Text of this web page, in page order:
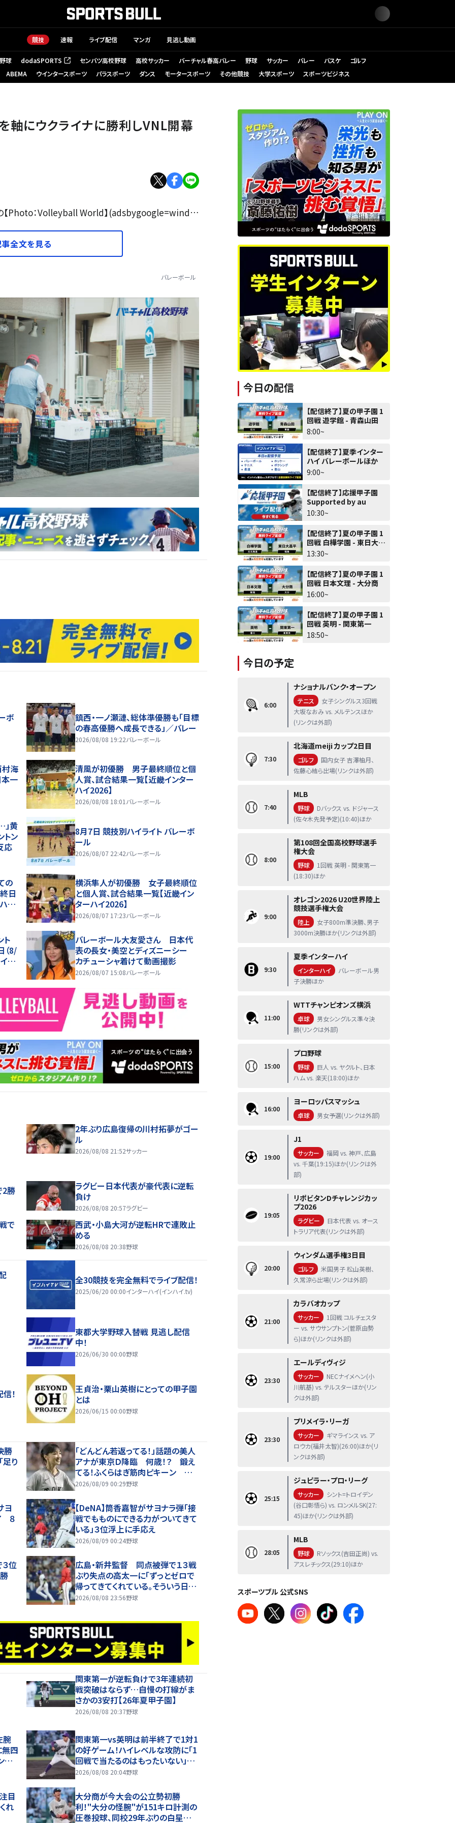
競技 速報 ライブ配信 マンガ 見逃し動画
球 dodaSPORTS
（新しいタブで開く） センバツ高校野球 高校サッカー バーチャル春高バレー 野球 サッカー バレー バスケ
ゴルフ
ABEMA
ウインタースポーツ パラスポーツ ダンス モータースポーツ その他競技 大学スポーツ スポーツビジネス
にウクライナに勝利しVNL開幕
【Photo：Volleyball World】(adsbygoogle=wind…
全文を見る
バレーボール
ボ
鎮西・一ノ瀬漣、総体準優勝も「目標
の春高優勝へ成長できる」／バレー
2026/08/08 19:22バレーボール
海
本一
清風が初優勝 男子最終順位と個
人賞、試合結果一覧【近畿インター
ハイ2026】
2026/08/08 18:01 バレーボール
」黄
トン
応
8月7日 競技別ハイライト バレーボ
ール
2026/08/07 22:42バレーボール
の
日
イ
横浜隼人が初優勝 女子最終順位
と個人賞、試合結果一覧【近畿イン
ターハイ2026】
2026/08/07 17:23バレーボール
ト
（8/
20
バレーボール大友愛さん 日本代
表の長女・美空とディズニーシー
カチューシャ着けて動画撮影
2026/08/07 15:08バレーボール
2年ぶり広島復帰の川村拓夢がゴー
ル
2026/08/08 21:52サッカー
2勝
ラグビー日本代表が豪代表に逆転
負け
2026/08/08 20:57ラグビー
で
西武・小島大河が逆転HRで連敗止
める
2026/08/08 20:38野球
全30競技を完全無料でライブ配信！
2025/06/20 00:00インターハイ(インハイ.tv)
東都大学野球入替戦 見逃し配信
中！
2026/06/30 00:00野球
！
王貞治・栗山英樹にとっての甲子園
とは
2026/06/15 00:00野球
勝
り
「どんどん若返ってる！」話題の美人
アナが東京Ｄ降臨 何歳！？ 鍛え
てる！ふくらはぎ筋肉ピキーン 奇
跡の投球姿に「かっこいい」「アイド
2026/08/09 00:29野球
ヨ
８
【DeNA】筒香嘉智がサヨナラ弾「接
戦でもものにできる力がついてきて
いる」３位浮上に手応え
2026/08/09 00:24野球
位
広島・新井監督 同点被弾で１３戦
ぶり失点の高太一に「ずっとゼロで
帰ってきてくれている。そういう日も
ある」チームは延長十二回に今季８
2026/08/08 23:56野球
関東第一が逆転負けで3年連続初
戦突破はならず…自慢の打線がま
さかの3安打【26年夏甲子園】
2026/08/08 20:37野球
腕
無四
グ
関東第一vs英明は前半終了で1対1
の好ゲーム！ハイレベルな攻防に「1
回戦で当たるのはもったいない」と
ファン感嘆
2026/08/08 20:04野球
目
れ
大分商が今大会の公立勢初勝
利！"大分の怪腕"が151キロ計測の
圧巻投球、同校29年ぶりの白星呼び
今日の配信
【配信終了】夏の甲子園 1
回戦 遊学館 - 青森山田
8:00~
【配信終了】夏季インター
ハイ バレーボールほか
9:00~
【配信終了】応援甲子園
Supported by au
10:30~
【配信終了】夏の甲子園 1
回戦 白樺学園 - 東日大昌
平
13:30~
【配信終了】夏の甲子園 1
回戦 日本文理 - 大分商
16:00~
【配信終了】夏の甲子園 1
回戦 英明 - 関東第一
18:50~
今日の予定
6:00
ナショナルバンク・オープン
テニス
女子シングルス3回戦
大坂なおみ vs. メルテンスほか
(リンクは外部)
7:30
北海道meiji カップ2日目
ゴルフ
国内女子 吉澤柚月、
佐藤心結ら出場(リンクは外部)
7:40
MLB
野球
Dバックス vs. ドジャース
(佐々木先発予定)(10:40)ほか
8:00
第108回全国高校野球選手
権大会
野球
1回戦 英明 - 関東第一
(18:30)ほか
9:00
オレゴン2026 U20世界陸上
競技選手権大会
陸上
女子800m準決勝、男子
3000m決勝ほか(リンクは外部)
9:30
夏季インターハイ
インターハイ
バレーボール男
子決勝ほか
11:00
WTTチャンピオンズ横浜
卓球
男女シングルス準々決
勝(リンクは外部)
15:00
プロ野球
野球
巨人 vs. ヤクルト、日本
ハム vs. 楽天(18:00)ほか
16:00
ヨーロッパスマッシュ
卓球 男女予選(リンクは外部)
19:00
J1
サッカー
福岡 vs. 神戸、広島
vs. 千葉(19:15)ほか(リンクは外
部)
19:05
リポビタンDチャレンジカッ
プ2026
ラグビー
日本代表 vs. オース
トラリア代表(リンクは外部)
20:00
ウィンダム選手権3日目
ゴルフ
米国男子 松山英樹、
久常涼ら出場(リンクは外部)
21:00
カラバオカップ
サッカー
1回戦 コルチェスタ
ー vs. サウサンプトン(菅原由勢
ら)ほか(リンクは外部)
23:30
エールディヴィジ
サッカー
NECナイメヘン(小
川航基) vs. テルスターほか(リン
クは外部)
23:30
プリメイラ・リーガ
サッカー
ギマラインス vs. ア
ロウカ(福井太智)(26:00)ほか(リ
ンクは外部)
25:15
ジュピラー・プロ・リーグ
サッカー
シント=トロイデン
(谷口彰悟ら) vs. ロンメルSK(27:
45)ほか(リンクは外部)
28:05
MLB
野球
Rソックス(吉田正尚) vs.
アスレチックス(29:10)ほか
スポーツブル 公式SNS